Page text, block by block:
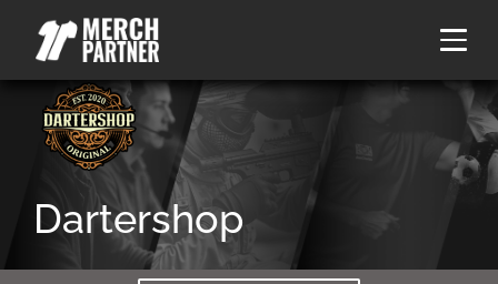
Dartershop